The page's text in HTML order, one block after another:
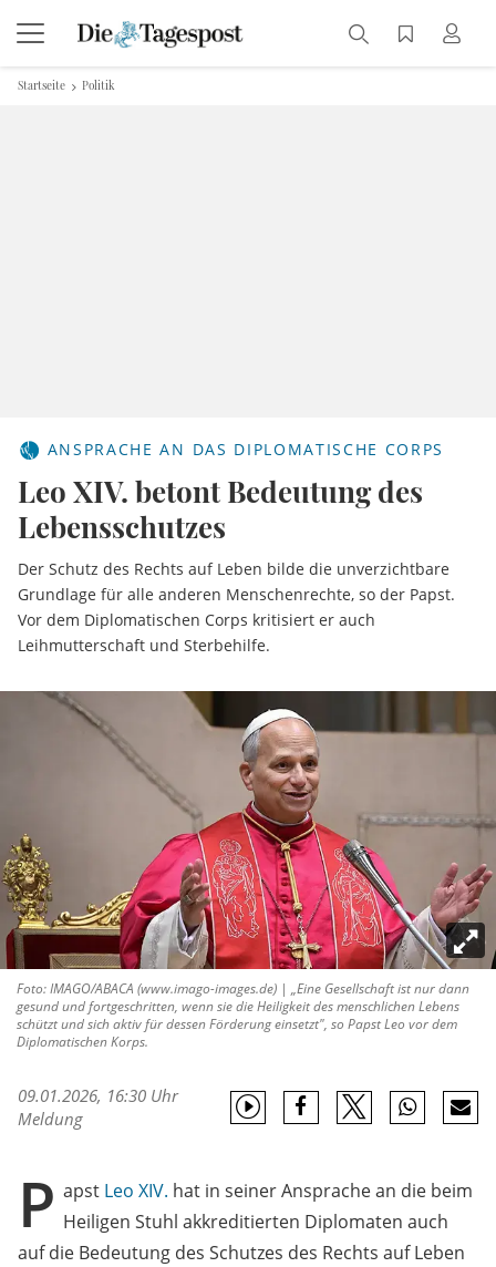
Startseite Politik
ANSPRACHE AN DAS DIPLOMATISCHE CORPS
Leo XIV. betont Bedeutung des
Lebensschutzes
Der Schutz des Rechts auf Leben bilde die unverzichtbare
Grundlage für alle anderen Menschenrechte, so der Papst.
Vor dem Diplomatischen Corps kritisiert er auch
Leihmutterschaft und Sterbehilfe.
Foto: IMAGO/ABACA (www.imago-images.de) | „Eine Gesellschaft ist nur dann
gesund und fortgeschritten, wenn sie die Heiligkeit des menschlichen Lebens
schützt und sich aktiv für dessen Förderung einsetzt", so Papst Leo vor dem
Diplomatischen Korps.
09.01.2026, 16:30 Uhr
Meldung
P apst Leo XIV. hat in seiner Ansprache an die beim
Heiligen Stuhl akkreditierten Diplomaten auch
auf die Bedeutung des Schutzes des Rechts auf Leben